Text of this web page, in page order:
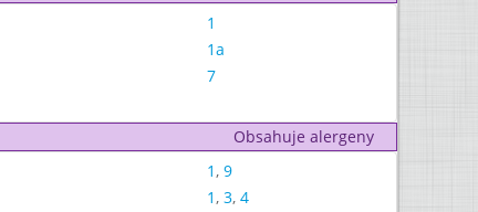
1
1a
7
Obsahuje alergeny
1, 9
1, 3, 4